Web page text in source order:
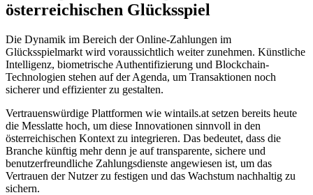
österreichischen Glücksspiel
Die Dynamik im Bereich der Online-Zahlungen im
Glücksspielmarkt wird voraussichtlich weiter zunehmen. Künstliche
Intelligenz, biometrische Authentifizierung und Blockchain-
Technologien stehen auf der Agenda, um Transaktionen noch
sicherer und effizienter zu gestalten.
Vertrauenswürdige Plattformen wie wintails.at setzen bereits heute
die Messlatte hoch, um diese Innovationen sinnvoll in den
österreichischen Kontext zu integrieren. Das bedeutet, dass die
Branche künftig mehr denn je auf transparente, sichere und
benutzerfreundliche Zahlungsdienste angewiesen ist, um das
Vertrauen der Nutzer zu festigen und das Wachstum nachhaltig zu
sichern.